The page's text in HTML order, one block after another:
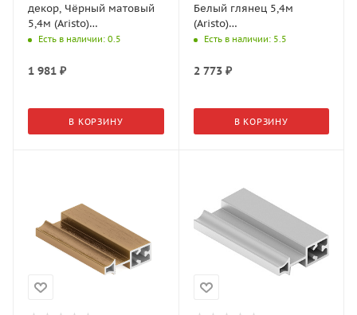
декор, Чёрный матовый
5,4м (Aristo)
AV0699.VP540.BKSPC.CJ
Есть в наличии: 0.5
1 981 ₽
В КОРЗИНУ
Белый глянец 5,4м
(Aristo)
AV0590.VP540.WHGPC.CJ
Есть в наличии: 5.5
2 773₽
В КОРЗИНУ